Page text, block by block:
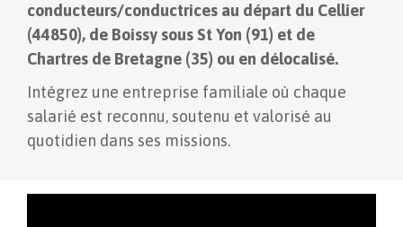
conducteurs/conductrices au départ du Cellier
(44850), de Boissy sous St Yon (91) et de
Chartres de Bretagne (35) ou en délocalisé.
Intégrez une entreprise familiale où chaque
salarié est reconnu, soutenu et valorisé au
quotidien dans ses missions.